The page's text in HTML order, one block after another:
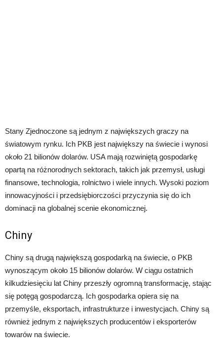
Stany Zjednoczone są jednym z największych graczy na
światowym rynku. Ich PKB jest największy na świecie i wynosi
około 21 bilionów dolarów. USA mają rozwiniętą gospodarkę
opartą na różnorodnych sektorach, takich jak przemysł, usługi
finansowe, technologia, rolnictwo i wiele innych. Wysoki poziom
innowacyjności i przedsiębiorczości przyczynia się do ich
dominacji na globalnej scenie ekonomicznej.
Chiny
Chiny są drugą największą gospodarką na świecie, o PKB
wynoszącym około 15 bilionów dolarów. W ciągu ostatnich
kilkudziesięciu lat Chiny przeszły ogromną transformację, stając
się potęgą gospodarczą. Ich gospodarka opiera się na
przemyśle, eksportach, infrastrukturze i inwestycjach. Chiny są
również jednym z największych producentów i eksporterów
towarów na świecie.